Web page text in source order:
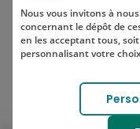
SUIVEZ-
Nous vous invitons à
concernant le dépôt de
en les acceptant tous,
personnalisant votre
Votre choix est libre et
sur le lien "Cookies", en
Pour en savoir plus sur